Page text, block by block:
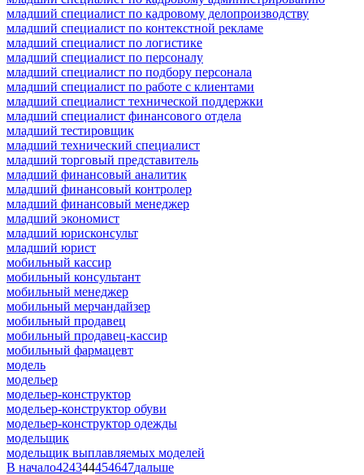
младший специалист по кадровому делопроизводству
младший специалист по контекстной рекламе
младший специалист по логистике
младший специалист по персоналу
младший специалист по подбору персонала
младший специалист по работе с клиентами
младший специалист технической поддержки
младший специалист финансового отдела
младший тестировщик
младший технический специалист
младший торговый представитель
младший финансовый аналитик
младший финансовый контролер
младший финансовый менеджер
младший экономист
младший юрисконсульт
младший юрист
мобильный кассир
мобильный консультант
мобильный менеджер
мобильный мерчандайзер
мобильный продавец
мобильный продавец-кассир
мобильный фармацевт
модель
модельер
модельер-конструктор
модельер-конструктор обуви
модельер-конструктор одежды
модельщик
модельщик выплавляемых моделей
В начало424344454647дальше